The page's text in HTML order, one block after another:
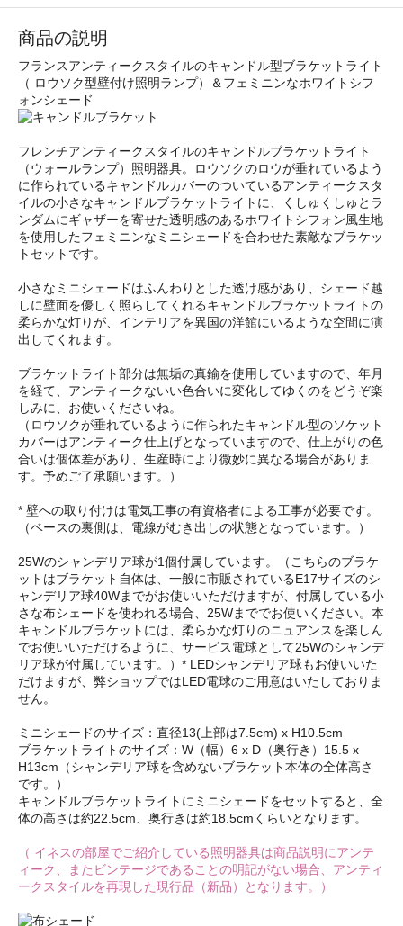
商品の説明
フランスアンティークスタイルのキャンドル型ブラケットライト
（ ロウソク型壁付け照明ランプ）＆フェミニンなホワイトシフ
ォンシェード
フレンチアンティークスタイルのキャンドルブラケットライト
（ウォールランプ）照明器具。ロウソクのロウが垂れているよう
に作られているキャンドルカバーのついているアンティークスタ
イルの小さなキャンドルブラケットライトに、くしゅくしゅとラ
ンダムにギャザーを寄せた透明感のあるホワイトシフォン風生地
を使用したフェミニンなミニシェードを合わせた素敵なブラケッ
トセットです。
小さなミニシェードはふんわりとした透け感があり、シェード越
しに壁面を優しく照らしてくれるキャンドルブラケットライトの
柔らかな灯りが、インテリアを異国の洋館にいるような空間に演
出してくれます。
ブラケットライト部分は無垢の真鍮を使用していますので、年月
を経て、アンティークないい色合いに変化してゆくのをどうぞ楽
しみに、お使いくださいね。
（ロウソクが垂れているように作られたキャンドル型のソケット
カバーはアンティーク仕上げとなっていますので、仕上がりの色
合いは個体差があり、生産時により微妙に異なる場合がありま
す。予めご了承願います。）
* 壁への取り付けは電気工事の有資格者による工事が必要です。
（ベースの裏側は、電線がむき出しの状態となっています。）
25Wのシャンデリア球が1個付属しています。（こちらのブラケ
ットはブラケット自体は、一般に市販されているE17サイズのシ
ャンデリア球40Wまでがお使いいただけますが、付属している小
さな布シェードを使われる場合、25Wまででお使いください。本
キャンドルブラケットには、柔らかな灯りのニュアンスを楽しん
でお使いいただけるように、サービス電球として25Wのシャンデ
リア球が付属しています。）* LEDシャンデリア球もお使いいた
だけますが、弊ショップではLED電球のご用意はいたしておりま
せん。
ミニシェードのサイズ：直径13(上部は7.5cm) x H10.5cm
ブラケットライトのサイズ：W（幅）6 x D（奥行き）15.5 x
H13cm（シャンデリア球を含めないブラケット本体の全体高さ
です。）
キャンドルブラケットライトにミニシェードをセットすると、全
体の高さは約22.5cm、奥行きは約18.5cmくらいとなります。
（ イネスの部屋でご紹介している照明器具は商品説明にアンテ
ィーク、またビンテージであることの明記がない場合、アンティ
ークスタイルを再現した現行品（新品）となります。）